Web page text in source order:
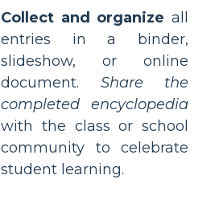
Collect and organize all
entries in a binder,
slideshow, or online
document. Share the
completed encyclopedia
with the class or school
community to celebrate
student learning.